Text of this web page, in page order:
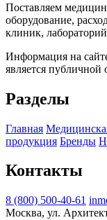
Поставляем
оборудование,
клиник,
Информация на
является публичной
Разделы
Главная
продукция Бренды
Контакты
8 (800) 500-40-61
Москва, ул.